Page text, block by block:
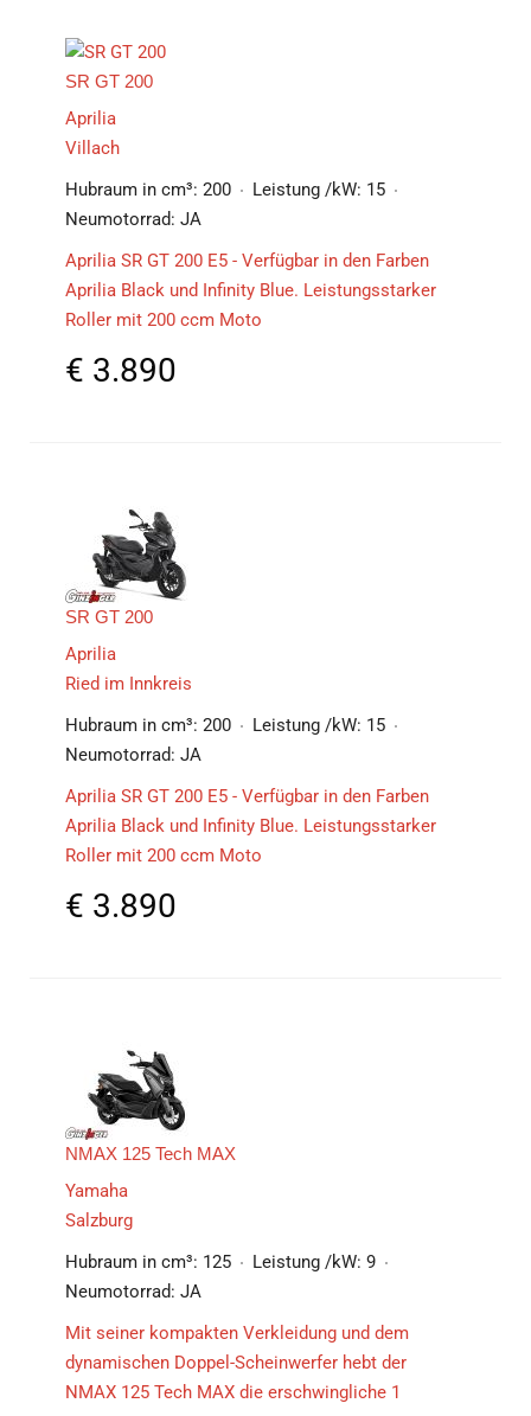
SR GT 200
Aprilia
Villach
Hubraum in cm³: 200 Leistung /kW: 15
Neumotorrad: JA
Aprilia SR GT 200 E5 - Verfügbar in den Farben
Aprilia Black und Infinity Blue. Leistungsstarker
Roller mit 200 ccm Moto
€ 3.890
SR GT 200
Aprilia
Ried im Innkreis
Hubraum in cm³: 200 Leistung /kW: 15
Neumotorrad: JA
Aprilia SR GT 200 E5 - Verfügbar in den Farben
Aprilia Black und Infinity Blue. Leistungsstarker
Roller mit 200 ccm Moto
€ 3.890
NMAX 125 Tech MAX
Yamaha
Salzburg
Hubraum in cm³: 125 Leistung /kW: 9
Neumotorrad: JA
Mit seiner kompakten Verkleidung und dem
dynamischen Doppel-Scheinwerfer hebt der
NMAX 125 Tech MAX die erschwingliche 1